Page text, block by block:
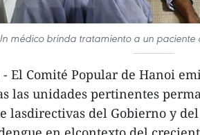
médico brinda tratamiento a un paciente
El Comité Popular de Hanoi
las unidades pertinentes
lasdirectivas del Gobierno y